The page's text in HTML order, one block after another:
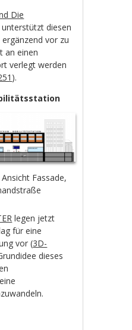
Die
unterstützt diesen
vor zu
an einen
verlegt werden
).
Fassade,
legen jetzt
für eine
vor (3D-
dieses